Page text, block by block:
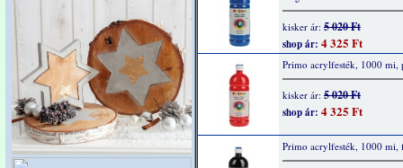
kisker ár: 5 020 Ft
shop ár: 4 325 Ft
Primo acrylfesték, 1000 mi,
kisker ár: 5 020 Ft
shop ár: 4 325 Ft
Primo acrylfesték, 1000 mi,